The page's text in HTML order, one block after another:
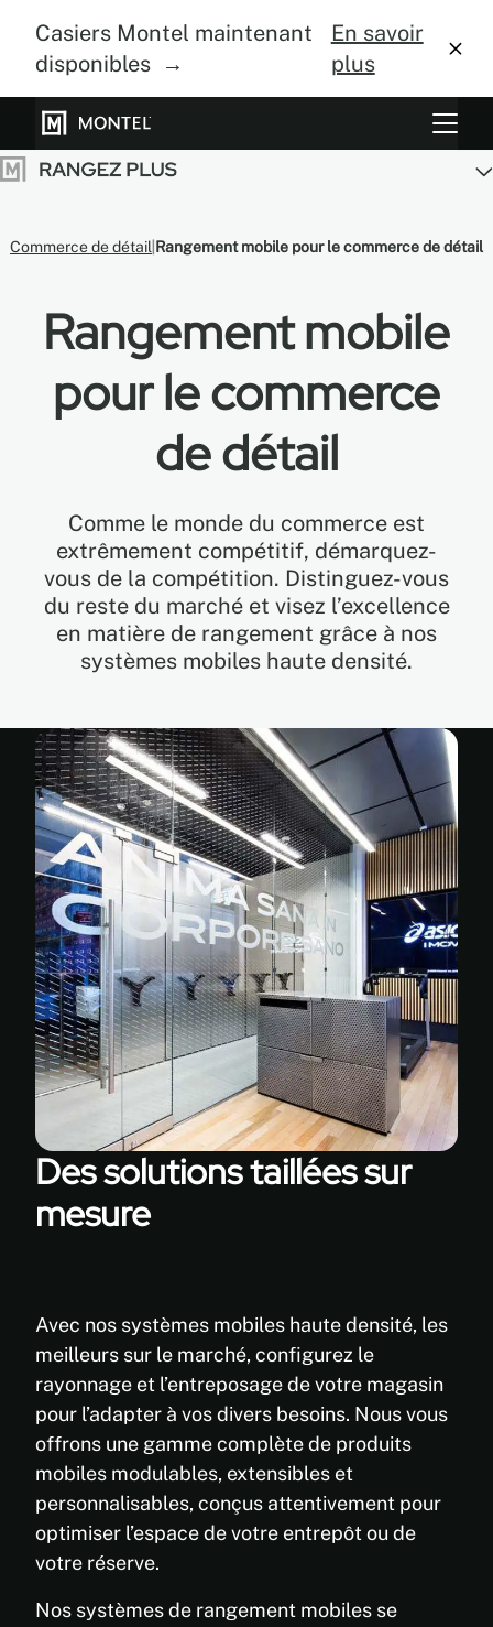
Casiers Montel maintenant
disponibles →
En savoir
plus
Systèmes de rangement
Centre de design
Galerie
Commerce de détail Rangement mobile pour le commerce de détail
Rangement mobile
pour le commerce
de détail
Comme le monde du commerce est
extrêmement compétitif, démarquez-
vous de la compétition. Distinguez-vous
du reste du marché et visez l’excellence
en matière de rangement grâce à nos
systèmes mobiles haute densité.
Des solutions taillées sur
mesure
Avec nos systèmes mobiles haute densité, les
meilleurs sur le marché, configurez le
rayonnage et l’entreposage de votre magasin
pour l’adapter à vos divers besoins. Nous vous
offrons une gamme complète de produits
mobiles modulables, extensibles et
personnalisables, conçus attentivement pour
optimiser l’espace de votre entrepôt ou de
votre réserve.
Nos systèmes de rangement mobiles se